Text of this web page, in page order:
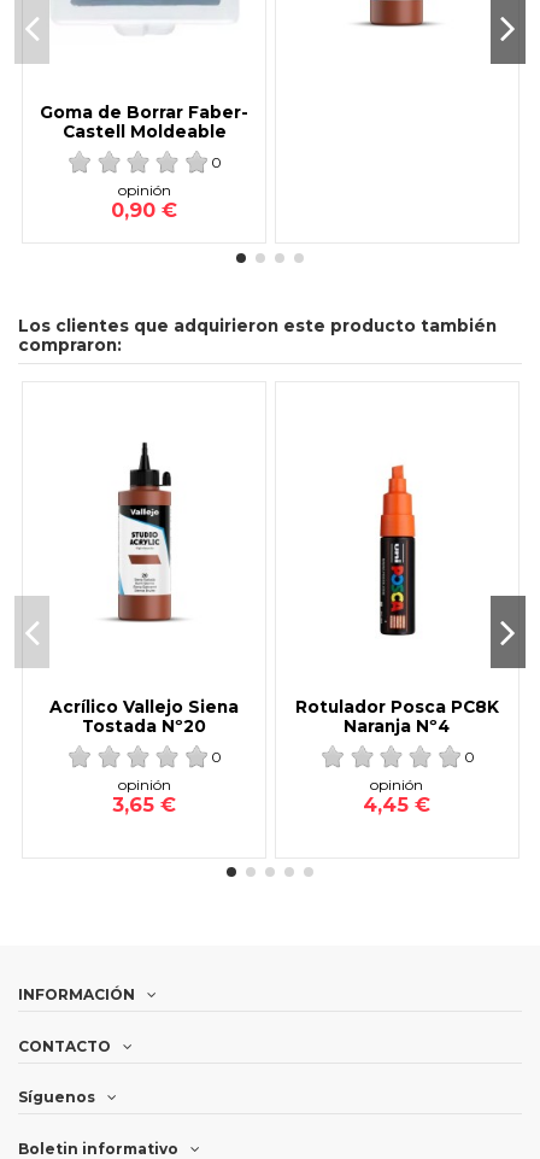
Goma de Borrar Faber-
Castell Moldeable
0
opinión
0,90 €
Los clientes que adquirieron este producto también
compraron:
Acrílico Vallejo Siena
Tostada Nº20
0
opinión
3,65 €
Rotulador Posca PC8K
Naranja Nº4
0
opinión
4,45 €
INFORMACIÓN
CONTACTO
Síguenos
Boletin informativo